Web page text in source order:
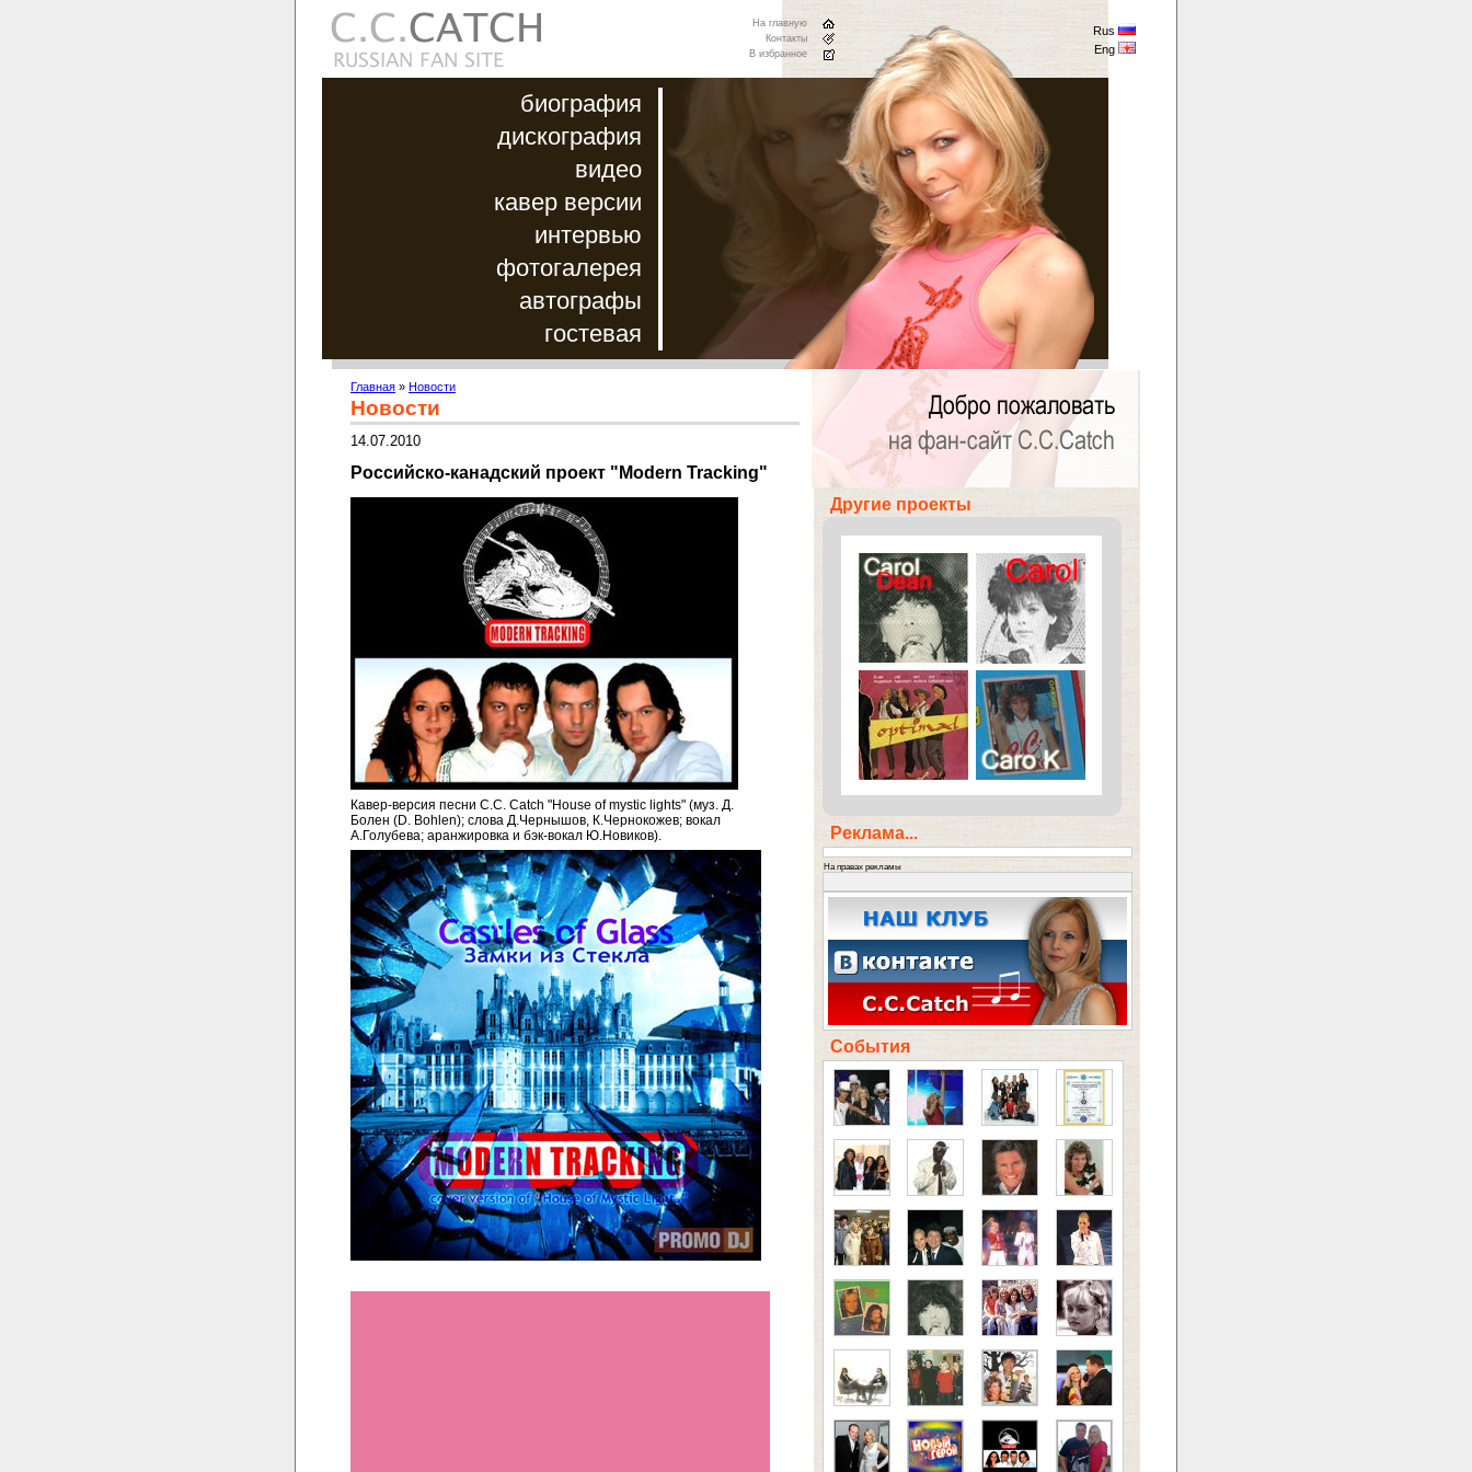
биография
дискография
видео
кавер версии
интервью
фотогалерея
автографы
гостевая
На главную
Контакты
В избранное
Rus
Eng
Главная » Новости
Новости
14.07.2010
Российско-канадский проект "Modern Tracking"
Кавер-версия песни C.C. Catch "House of mystic lights" (муз. Д.
Болен (D. Bohlen); слова Д.Чернышов, К.Чернокожев; вокал
А.Голубева; аранжировка и бэк-вокал Ю.Новиков).
Другие проекты
Реклама...
На правах рекламы
События